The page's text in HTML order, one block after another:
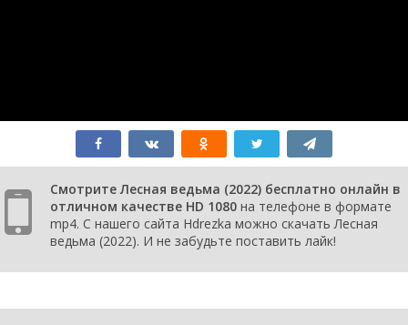
Смотрите Лесная ведьма (2022) бесплатно онлайн в
отличном качестве HD 1080 на телефоне в формате
mp4. С нашего сайта Hdrezka можно скачать Лесная
ведьма (2022). И не забудьте поставить лайк!